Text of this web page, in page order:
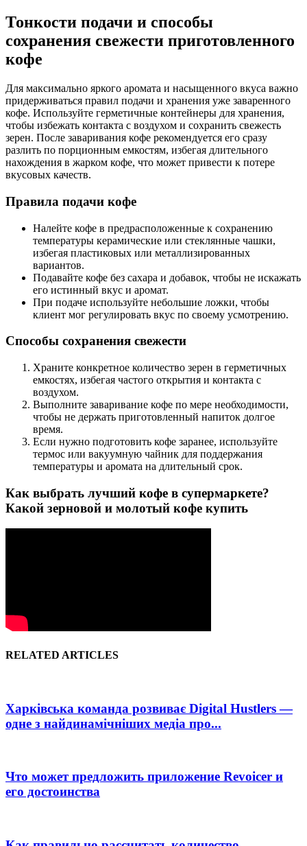
Тонкости подачи и способы
сохранения свежести приготовленного
кофе
Для максимально яркого аромата и насыщенного вкуса важно
придерживаться правил подачи и хранения уже заваренного
кофе. Используйте герметичные контейнеры для хранения,
чтобы избежать контакта с воздухом и сохранить свежесть
зерен. После заваривания кофе рекомендуется его сразу
разлить по порционным емкостям, избегая длительного
нахождения в жарком кофе, что может привести к потере
вкусовых качеств.
Правила подачи кофе
Налейте кофе в предрасположенные к сохранению
температуры керамические или стеклянные чашки,
избегая пластиковых или металлизированных
вариантов.
Подавайте кофе без сахара и добавок, чтобы не искажать
его истинный вкус и аромат.
При подаче используйте небольшие ложки, чтобы
клиент мог регулировать вкус по своему усмотрению.
Способы сохранения свежести
Храните конкретное количество зерен в герметичных
емкостях, избегая частого открытия и контакта с
воздухом.
Выполните заваривание кофе по мере необходимости,
чтобы не держать приготовленный напиток долгое
время.
Если нужно подготовить кофе заранее, используйте
термос или вакуумную чайник для поддержания
температуры и аромата на длительный срок.
Как выбрать лучший кофе в супермаркете?
Какой зерновой и молотый кофе купить
RELATED ARTICLES
Харківська команда розвиває Digital Hustlers —
одне з найдинамічніших медіа про...
Что может предложить приложение Revoicer и
его достоинства